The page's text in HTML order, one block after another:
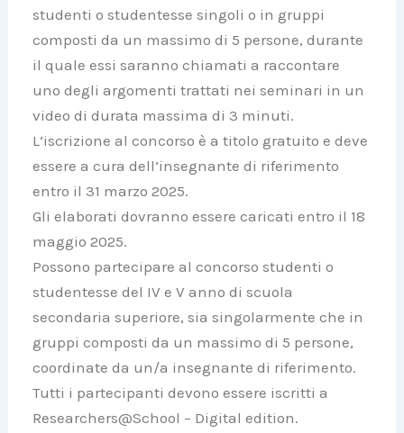
studenti o studentesse singoli o in gruppi
composti da un massimo di 5 persone, durante
il quale essi saranno chiamati a raccontare
uno degli argomenti trattati nei seminari in un
video di durata massima di 3 minuti.
L’iscrizione al concorso è a titolo gratuito e deve
essere a cura dell’insegnante di riferimento
entro il 31 marzo 2025.
Gli elaborati dovranno essere caricati entro il 18
maggio 2025.
Possono partecipare al concorso studenti o
studentesse del IV e V anno di scuola
secondaria superiore, sia singolarmente che in
gruppi composti da un massimo di 5 persone,
coordinate da un/a insegnante di riferimento.
Tutti i partecipanti devono essere iscritti a
Researchers@School – Digital edition.